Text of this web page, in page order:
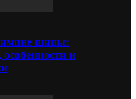
шины:
и